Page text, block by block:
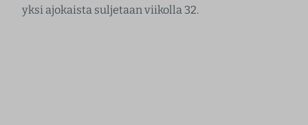
yksi ajokaista suljetaan viikolla 32.